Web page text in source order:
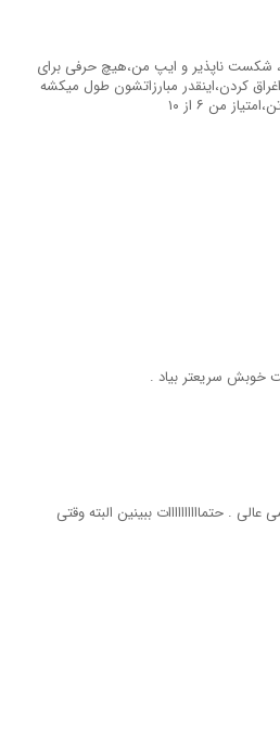
در برابر فیلم هایی چون raid ، شکست ناپذیر و ایپ من،هیچ حرفی برای
کردن،اینقدر مبارزاتشون طول میکشه
من ۶ از ۱۰
خوبش سریعتر بیاد .
. حتماااااااااات ببینین البته وقتی